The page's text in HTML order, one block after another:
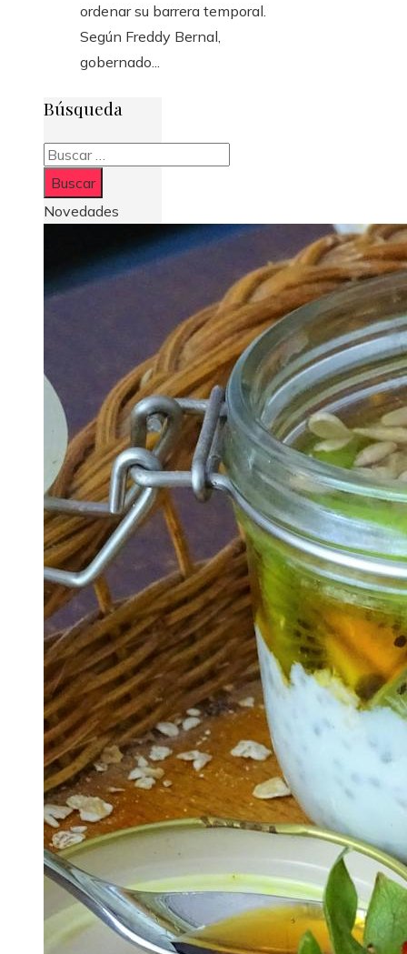
ordenar su barrera temporal.
Según Freddy Bernal,
gobernado...
Búsqueda
Buscar:
Novedades